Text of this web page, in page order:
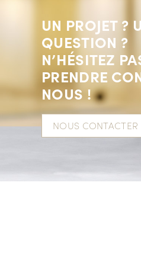
UN PROJET ?
QUESTION ?
N’HÉSITEZ
PRENDRE
NOUS !
NOUS CONTACTER